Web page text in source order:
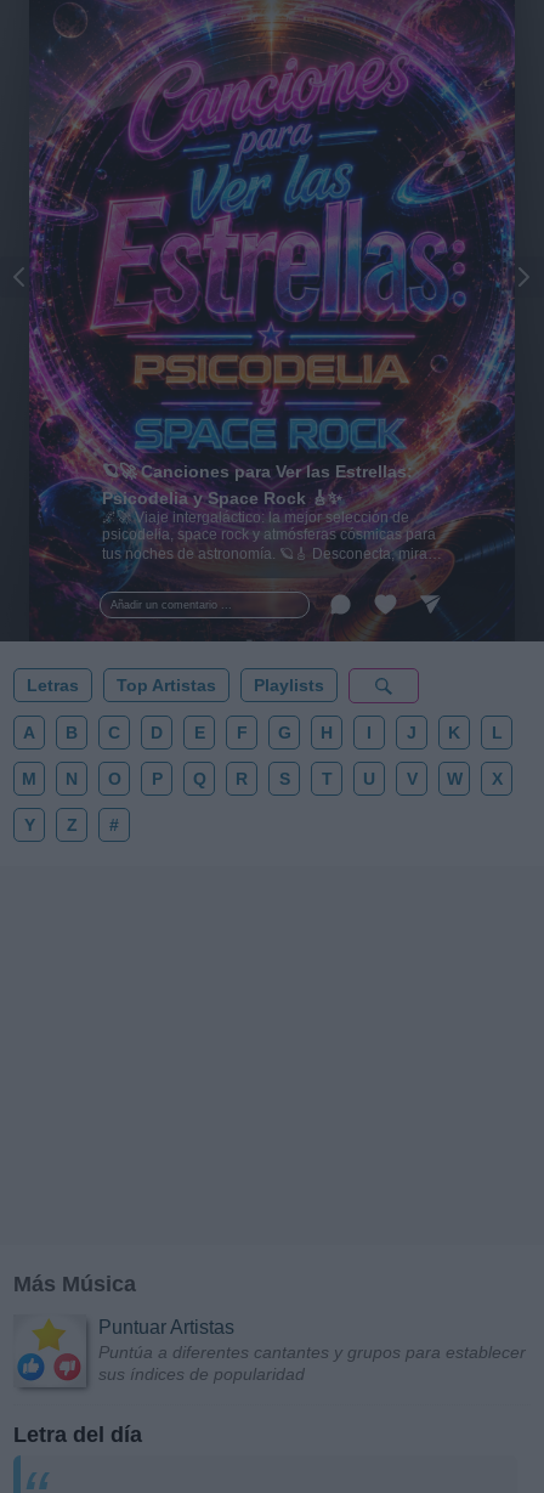
Añadir un comentario ...
🪐🚀 Canciones para Ver las Estrellas:
Psicodelia y Space Rock 🎸✨
🌌🚀 Viaje intergaláctico: la mejor selección de
psicodelia, space rock y atmósferas cósmicas para
tus noches de astronomía. 🪐🎸 Desconecta, mira
al firmamento y siente la gravedad cero. 💾 ¡Guarda
esta colección para tu próxima noche estrellada!
✨⭐
Letras Top Artistas Playlists
A B C D E F G H I J K L
M N O P Q R S T U V W X
Y Z #
Más Música
Puntuar Artistas
Puntúa a diferentes cantantes y grupos para establecer
sus índices de popularidad
Letra del día